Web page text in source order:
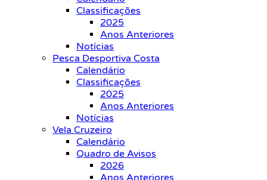
Classificações
2025
Anos Anteriores
Notícias
Pesca Desportiva Costa
Calendário
Classificações
2025
Anos Anteriores
Notícias
Vela Cruzeiro
Calendário
Quadro de Avisos
2026
Anos Anteriores